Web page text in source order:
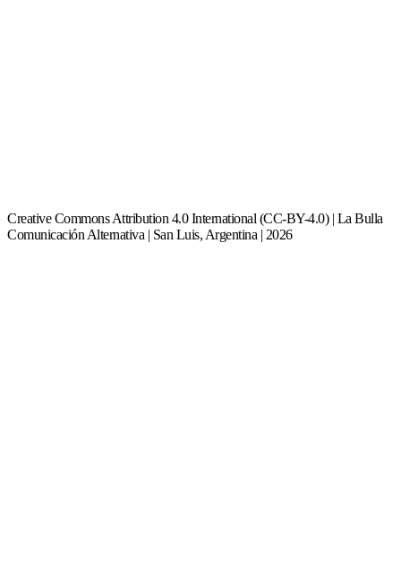
Creative Commons Attribution 4.0 International (CC-BY-4.0) | La Bulla
Comunicación Alternativa | San Luis, Argentina | 2026